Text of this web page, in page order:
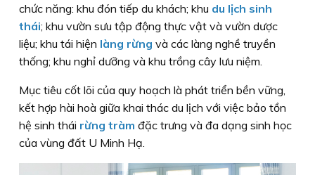
chức năng: khu đón tiếp du khách; khu du lịch sinh
thái; khu vườn sưu tập động thực vật và vườn dược
liệu; khu tái hiện làng rừng và các làng nghề truyền
thống; khu nghỉ dưỡng và khu trồng cây lưu niệm.
Mục tiêu cốt lõi của quy hoạch là phát triển bền vững,
kết hợp hài hoà giữa khai thác du lịch với việc bảo tồn
hệ sinh thái rừng tràm đặc trưng và đa dạng sinh học
của vùng đất U Minh Hạ.